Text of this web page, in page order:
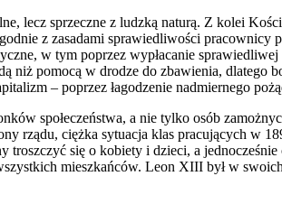
lecz sprzeczne z ludzką naturą. Z kolei
z zasadami sprawiedliwości
w tym poprzez wypłacanie
niż pomocą w drodze do zbawienia,
– poprzez łagodzenie nadmiernego
społeczeństwa, a nie tylko osób
rządu, ciężka sytuacja klas pracujących w
się o kobiety i dzieci, a
mieszkańców. Leon XIII był w